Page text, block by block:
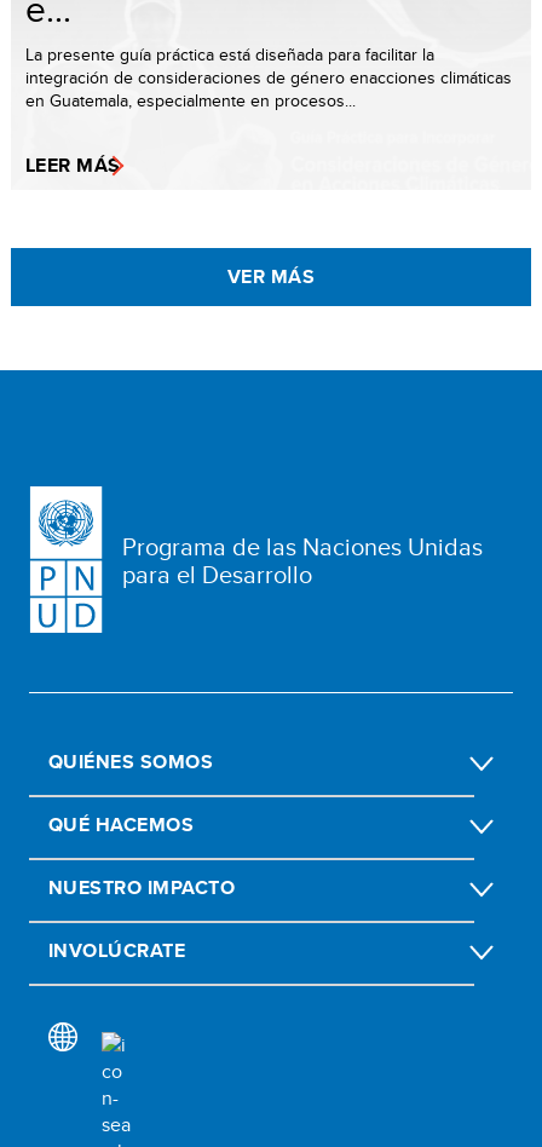
La presente guía práctica está diseñada para facilitar la
integración de consideraciones de género enacciones climáticas
en Guatemala, especialmente en procesos...
LEER MÁS
VER MÁS
Programa de las Naciones Unidas
para el Desarrollo
QUIÉNES SOMOS
QUÉ HACEMOS
NUESTRO IMPACTO
INVOLÚCRATE